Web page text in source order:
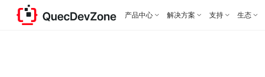
产品中心 解决方案 支持 生态